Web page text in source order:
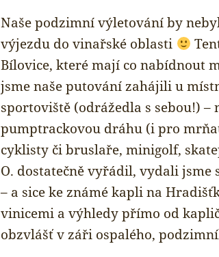
Naše podzimní výletování by
výjezdu do vinařské oblasti
Bílovice, které mají co nabídnout
jsme naše putování zahájili u
sportoviště (odrážedla s sebou!) –
pumptrackovou dráhu (i pro
cyklisty či bruslaře, minigolf,
O. dostatečně vyřádil, vydali
– a sice ke známé kapli na
vinicemi a výhledy přímo od
obzvlášť v záři ospalého,